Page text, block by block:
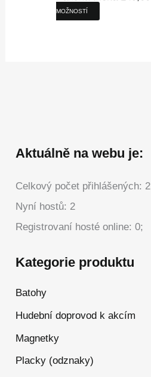
MOŽNOSTÍ
Aktuálně na webu je:
Celkový počet přihlášených: 2
Nyní hostů: 2
Registrovaní hosté online: 0;
Kategorie produktu
Batohy
Hudební doprovod k akcím
Magnetky
Placky (odznaky)